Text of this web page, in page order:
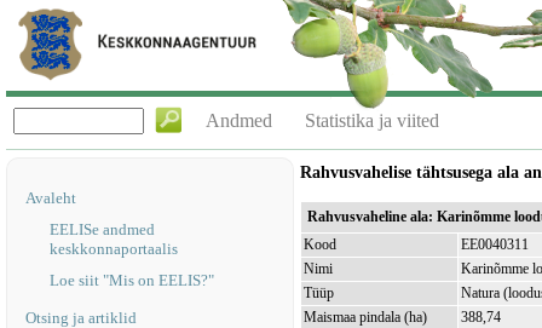
Andmed Statistika ja viited
Avaleht
EELISe andmed
keskkonnaportaalis
Loe siit "Mis on EELIS?"
Otsing ja artiklid
Rahvusvahelise tähtsusega ala
Rahvusvaheline ala: Karinõmme
Kood
EE0040311
Nimi
Karinõmme
Tüüp
Natura
Maismaa pindala (ha)
388,74